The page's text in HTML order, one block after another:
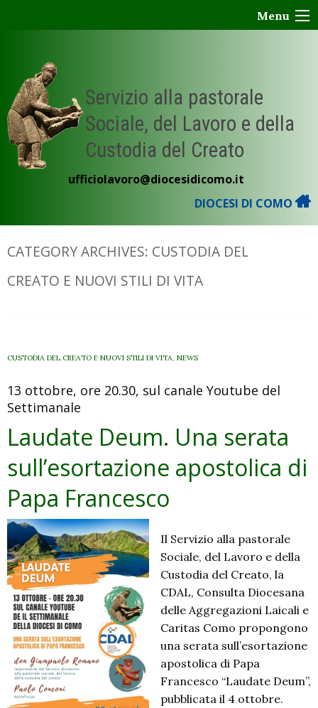
Menu
Servizio alla pastorale
Sociale, del Lavoro e della
Custodia del Creato
ufficiolavoro@diocesidicomo.it
DIOCESI DI COMO
CATEGORY ARCHIVES: CUSTODIA DEL
CREATO E NUOVI STILI DI VITA
CUSTODIA DEL CREATO E NUOVI STILI DI VITA, NEWS
13 ottobre, ore 20.30, sul canale Youtube del
Settimanale
Laudate Deum. Una serata
sull’esortazione apostolica di
Papa Francesco
Il Servizio alla pastorale
Sociale, del Lavoro e della
Custodia del Creato, la
CDAL, Consulta Diocesana
delle Aggregazioni Laicali e
Caritas Como propongono
una serata sull’esortazione
apostolica di Papa
Francesco “Laudate Deum”,
pubblicata il 4 ottobre.